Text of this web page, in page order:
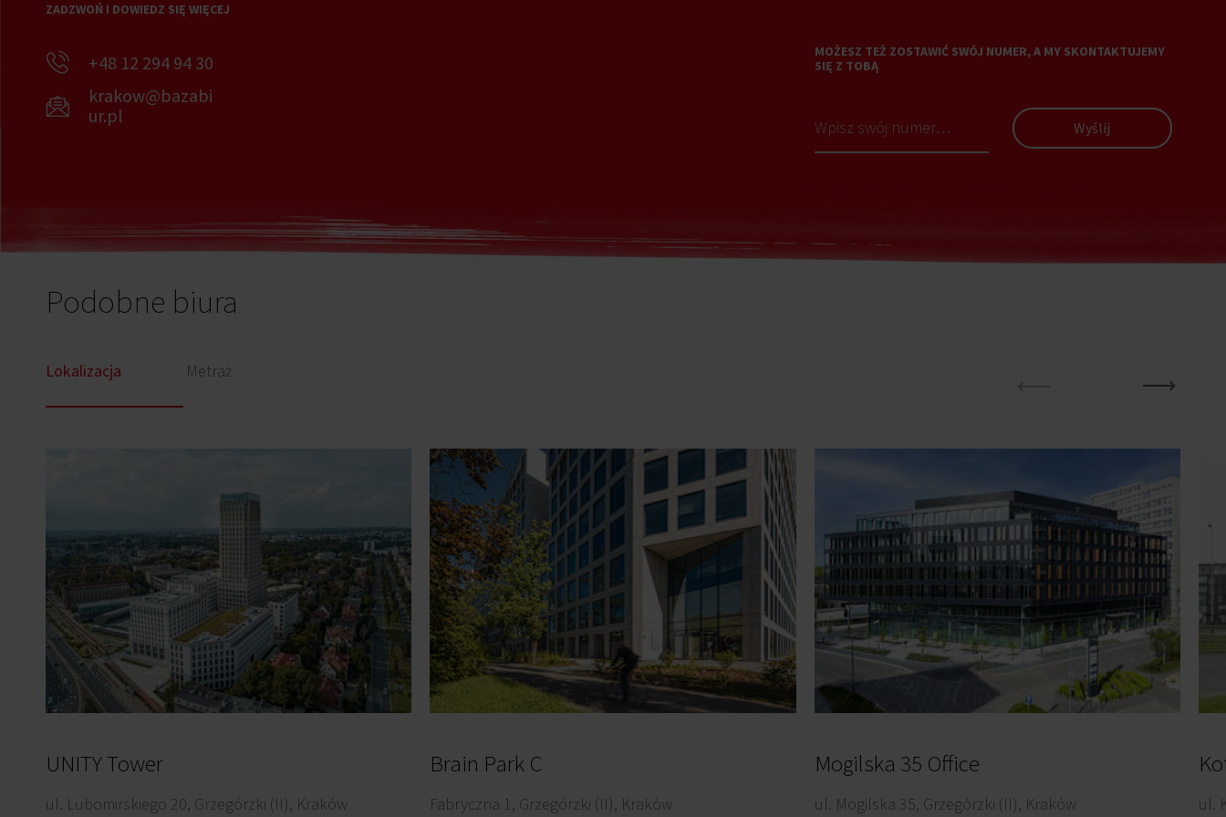
ZADZWOŃ I DOWIEDZ SIĘ WIĘCEJ
+48 12 294 94 30
krakow@bazabi
ur.pl
MOŻESZ TEŻ ZOSTAWIĆ SWÓJ NUMER, A MY SKONTAKTUJEMY
SIĘ Z TOBĄ
Wyślij
Podobne biura
Lokalizacja Metraż
UNITY Tower
ul. Lubomirskiego 20, Grzegórzki (II), Kraków
Brain Park C
Fabryczna 1, Grzegórzki (II), Kraków
Mogilska 35 Office
ul. Mogilska 35, Grzegórzki (II), Kraków ul.